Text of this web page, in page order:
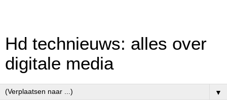
Hd technieuws: alles over
digitale media
▼